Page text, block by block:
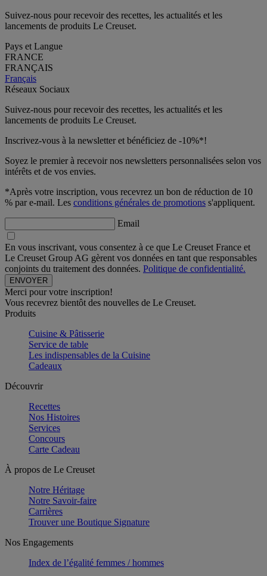
Suivez-nous pour recevoir des recettes, les actualités et les
lancements de produits Le Creuset.
Pays et Langue
FRANCE
FRANÇAIS
Français
Réseaux Sociaux
Suivez-nous pour recevoir des recettes, les actualités et les
lancements de produits Le Creuset.
Inscrivez-vous à la newsletter et bénéficiez de -10%*!
Soyez le premier à recevoir nos newsletters personnalisées selon vos
intérêts et de vos envies.
*Après votre inscription, vous recevrez un bon de réduction de 10
% par e-mail. Les conditions générales de promotions s'appliquent.
Email
En vous inscrivant, vous consentez à ce que Le Creuset France et
Le Creuset Group AG gèrent vos données en tant que responsables
conjoints du traitement des données. Politique de confidentialité.
Merci pour votre inscription!
Vous recevrez bientôt des nouvelles de Le Creuset.
Produits
Cuisine & Pâtisserie
Service de table
Les indispensables de la Cuisine
Cadeaux
Découvrir
Recettes
Nos Histoires
Services
Concours
Carte Cadeau
À propos de Le Creuset
Notre Héritage
Notre Savoir-faire
Carrières
Trouver une Boutique Signature
Nos Engagements
Index de l’égalité femmes / hommes